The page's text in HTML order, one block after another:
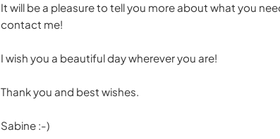
It will be a pleasure to tell you more about what you
contact me!
I wish you a beautiful day wherever you are!
Thank you and best wishes.
Sabine :-)